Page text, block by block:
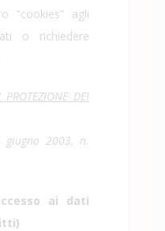
“cookies” agli
o richiedere
DEI
giugno 2003, n.
ai dati